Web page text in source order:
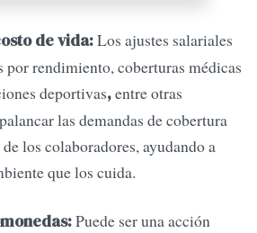
de vida:Los ajustes salariales
rendimiento, coberturas médicas
deportivas,entre otras
las demandas de cobertura
los colaboradores, ayudando a
que los cuida.
Puede ser una acción